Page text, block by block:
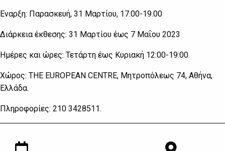
Έναρξη: Παρασκευή, 31 Μαρτίου, 17.00-19.00
Διάρκεια έκθεσης: 31 Μαρτίου έως 7 Μαΐου 2023
Ημέρες και ώρες: Τετάρτη έως Κυριακή 12:00-19:00.
Χώρος: THE EUROPEAN CENTRE, Μητροπόλεως 74, Αθήνα,
Ελλάδα.
Πληροφορίες: 210 3428511.